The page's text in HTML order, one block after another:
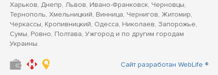
Харьков, Днепр, Львов, Ивано-Франковск, Черновцы,
Тернополь, Хмельницкий, Винница, Чернигов, Житомир,
Черкассы, Кропивницкий, Одесса, Николаев, Запорожье,
Сумы, Ровно, Полтава, Ужгород и по другим городам
Украины.
Сайт разработан WebLife ®